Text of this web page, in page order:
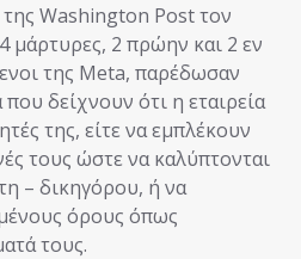
Washington Post τον
μάρτυρες, 2 πρώην και 2 εν
της Meta, παρέδωσαν
δείχνουν ότι η εταιρεία
της, είτε να εμπλέκουν
τους ώστε να καλύπτονται
– δικηγόρου, ή να
όρους όπως
τους.